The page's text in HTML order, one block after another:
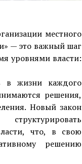
местного
— это важный шаг
уровнями власти:
в жизни каждого
решения,
Новый закон
что, в свою
решению